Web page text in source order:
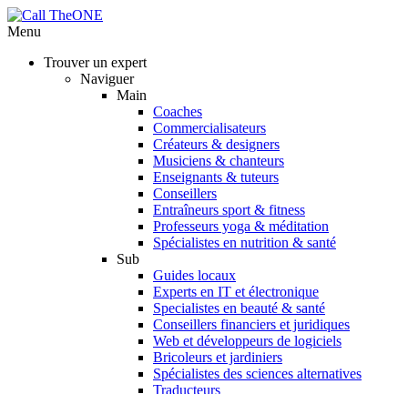
Menu
Trouver un expert
Naviguer
Main
Coaches
Commercialisateurs
Créateurs & designers
Musiciens & chanteurs
Enseignants & tuteurs
Conseillers
Entraîneurs sport & fitness
Professeurs yoga & méditation
Spécialistes en nutrition & santé
Sub
Guides locaux
Experts en IT et électronique
Specialistes en beauté & santé
Conseillers financiers et juridiques
Web et développeurs de logiciels
Bricoleurs et jardiniers
Spécialistes des sciences alternatives
Traducteurs